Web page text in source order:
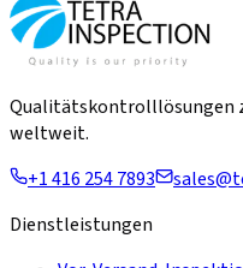
Qualitätskontrolllösungen
weltweit.
+1 416 254 7893
Dienstleistungen